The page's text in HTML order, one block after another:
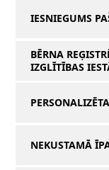
IESNIEGUMS
BĒRNA
IZGLĪTĪBAS
NEKUSTAMĀ